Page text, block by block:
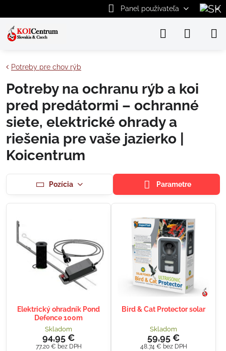
Panel používateľa
Potreby pre chov rýb
Potreby na ochranu rýb a koi
pred predátormi – ochranné
siete, elektrické ohrady a
riešenia pre vaše jazierko |
Koicentrum
Pozícia Parametre
Elektrický ohradník Pond
Defence 100m
Skladom
94,95 €
77,20 € bez DPH
Bird & Cat Protector solar
Skladom
59,95 €
48,74 € bez DPH